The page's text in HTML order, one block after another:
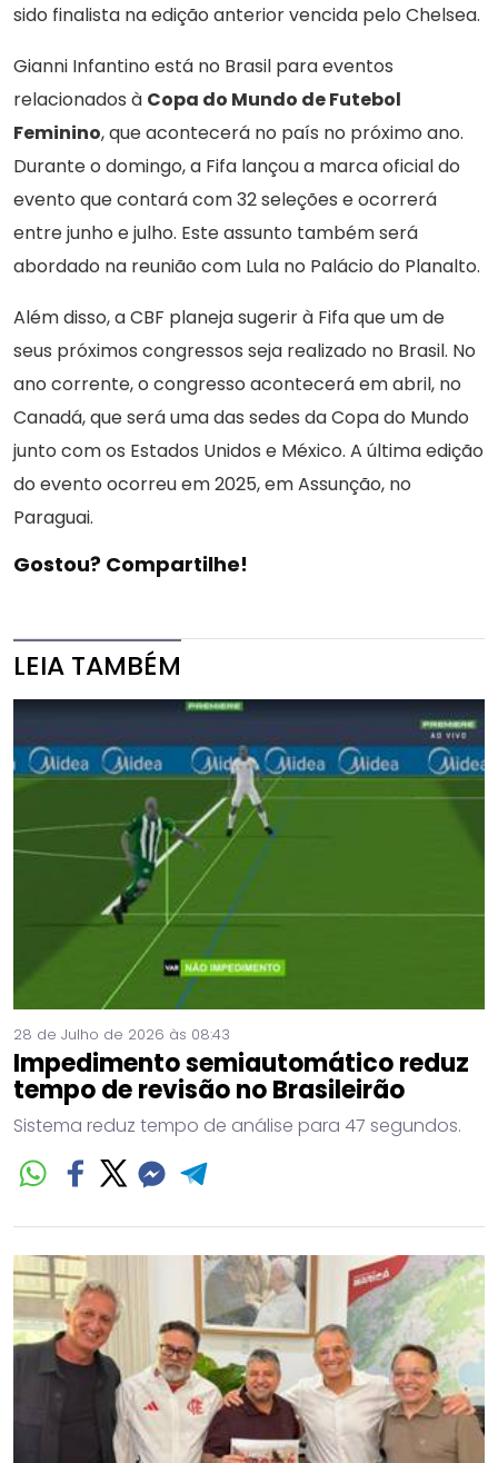
sido finalista na edição anterior vencida pelo Chelsea.
Gianni Infantino está no Brasil para eventos
relacionados à Copa do Mundo de Futebol
Feminino, que acontecerá no país no próximo ano.
Durante o domingo, a Fifa lançou a marca oficial do
evento que contará com 32 seleções e ocorrerá
entre junho e julho. Este assunto também será
abordado na reunião com Lula no Palácio do Planalto.
Além disso, a CBF planeja sugerir à Fifa que um de
seus próximos congressos seja realizado no Brasil. No
ano corrente, o congresso acontecerá em abril, no
Canadá, que será uma das sedes da Copa do Mundo
junto com os Estados Unidos e México. A última edição
do evento ocorreu em 2025, em Assunção, no
Paraguai.
Gostou? Compartilhe!
LEIA TAMBÉM
28 de Julho de 2026 às 08:43
Impedimento semiautomático reduz
tempo de revisão no Brasileirão
Sistema reduz tempo de análise para 47 segundos.